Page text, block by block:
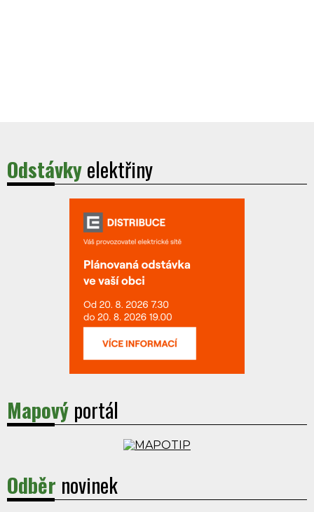
Odstávkyelektřiny
Mapový portál
Odběr novinek